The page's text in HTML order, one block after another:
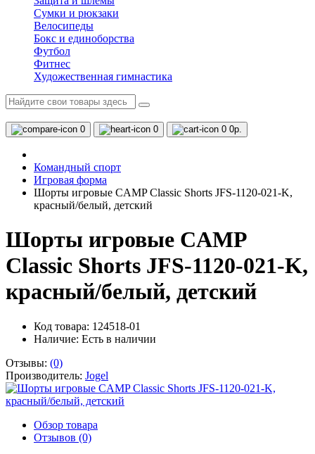
Сумки и рюкзаки
Велосипеды
Бокс и единоборства
Футбол
Фитнес
Художественная гимнастика
0 0 0 0р.
Командный спорт
Игровая форма
Шорты игровые CAMP Classic Shorts JFS-1120-021-K,
красный/белый, детский
Шорты игровые CAMP
Classic Shorts JFS-1120-021-K,
красный/белый, детский
Код товара: 124518-01
Наличие: Есть в наличии
Отзывы: (0)
Производитель: Jogel
Обзор товара
Отзывов (0)